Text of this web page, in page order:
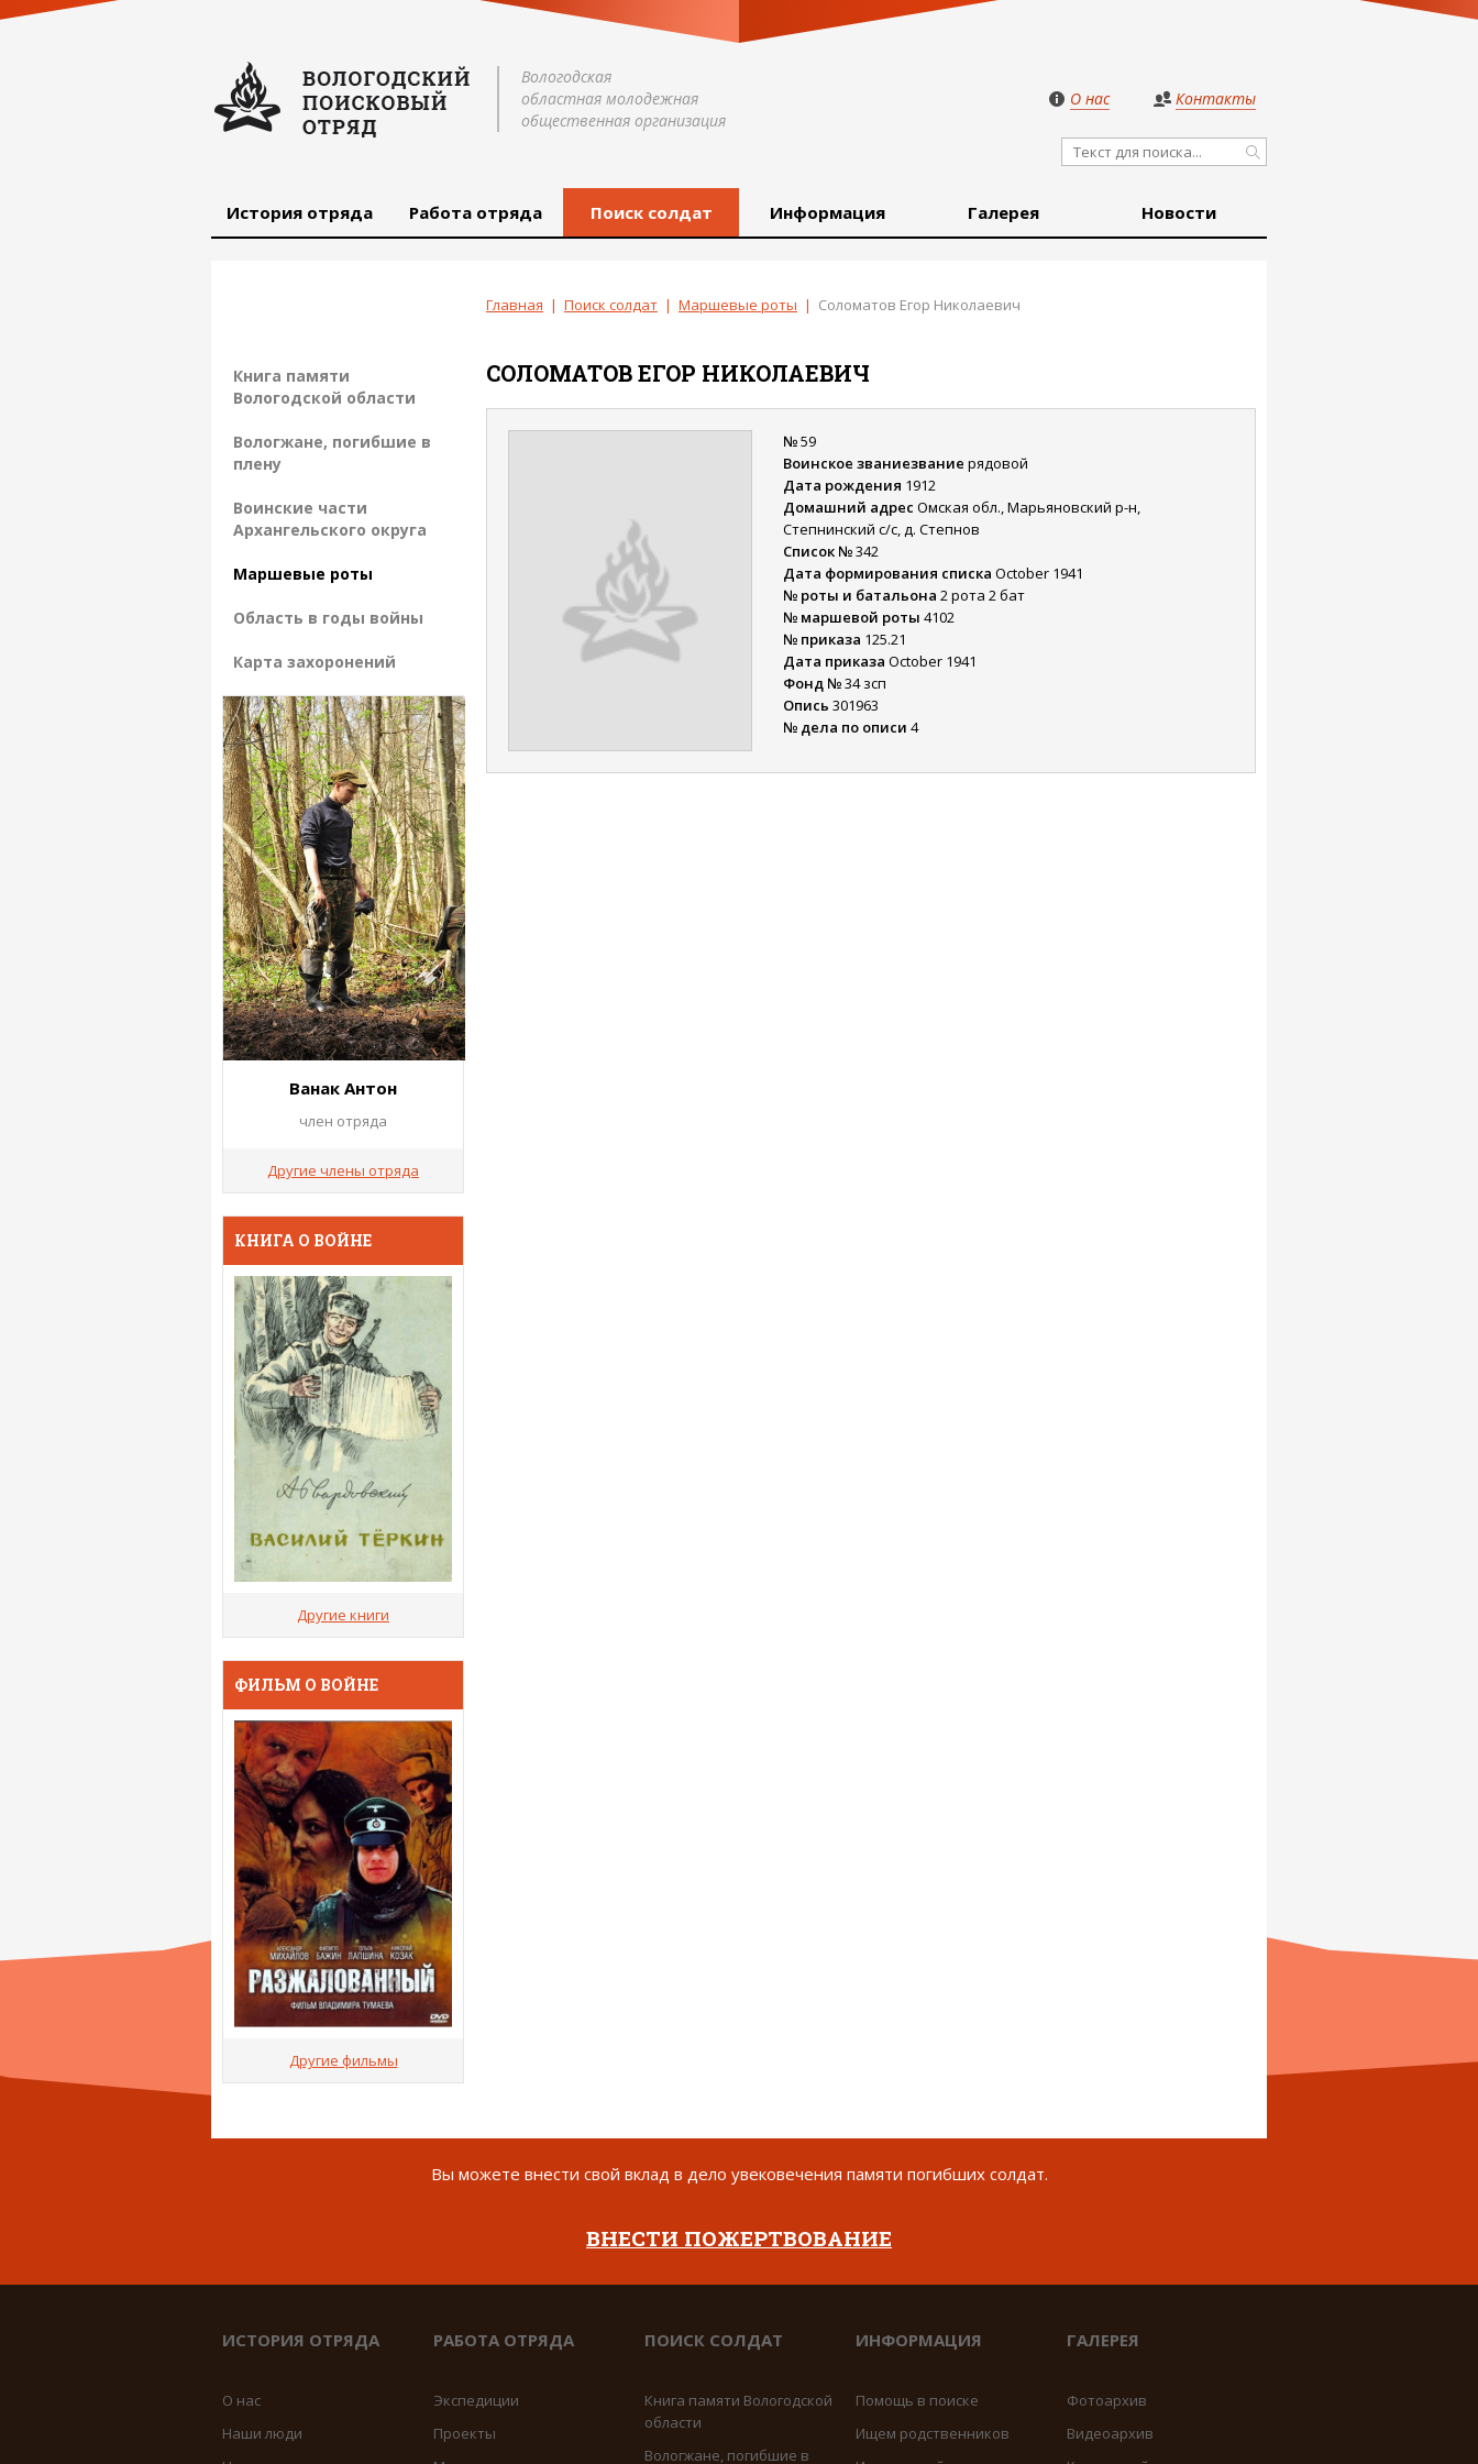
Вологодская
областная молодежная
общественная организация
О нас Контакты
История отряда Работа отряда Поиск солдат Информация Галерея Новости
Главная | Поиск солдат | Маршевые роты | Соломатов Егор Николаевич
СОЛОМАТОВЕГОР НИКОЛАЕВИЧ
№59
Воинское званиезвание рядовой
Дата рождения 1912
Домашний адрес Омская обл., Марьяновский р-н,
Степнинский с/с, д. Степнов
Список №342
Дата формирования списка October 1941
№ роты и батальона 2 рота 2 бат
№ маршевой роты 4102
№ приказа 125.21
Дата приказа October 1941
Фонд №34 зсп
Опись 301963
№ дела по описи 4
Книга памяти
Вологодской области
Вологжане, погибшие в
плену
Воинские части
Архангельского округа
Маршевые роты
Область в годы войны
Карта захоронений
Ванак Антон
член отряда
Другие члены отряда
КНИГА О ВОЙНЕ
Другие книги
ФИЛЬМ О ВОЙНЕ
Другие фильмы
Вы можете внести свой вклад в дело увековечения памяти погибших солдат.
ВНЕСТИ ПОЖЕРТВОВАНИЕ
ИСТОРИЯ ОТРЯДА
О нас
Наши люди
РАБОТА ОТРЯДА
Экспедиции
Проекты
ПОИСК СОЛДАТ
Книга памяти Вологодской
области
Вологжане, погибшие в
ИНФОРМАЦИЯ
Помощь в поиске
Ищем родственников
ГАЛЕРЕЯ
Фотоархив
Видеоархив